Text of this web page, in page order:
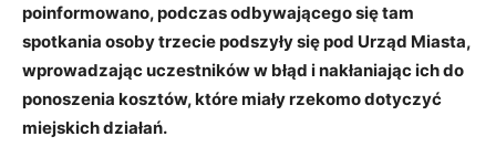
poinformowano, podczas odbywającego się tam
spotkania osoby trzecie podszyły się pod Urząd Miasta,
wprowadzając uczestników w błąd i nakłaniając ich do
ponoszenia kosztów, które miały rzekomo dotyczyć
miejskich działań.